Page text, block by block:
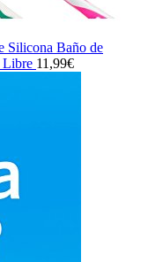
Silicona Baño de
Libre 11,99€